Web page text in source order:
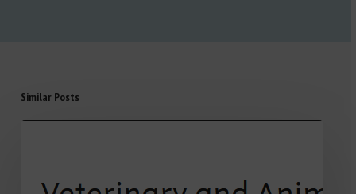
Similar Posts